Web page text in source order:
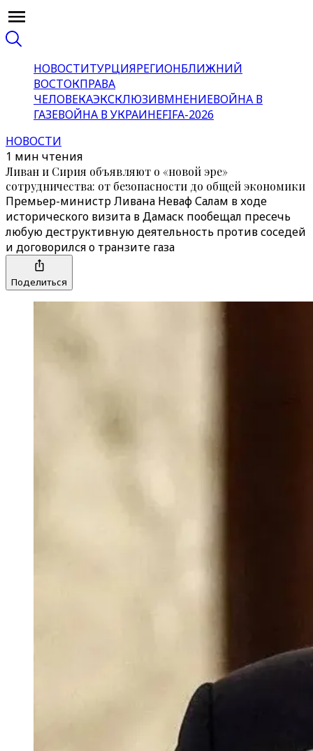
НОВОСТИТУРЦИЯРЕГИОНБЛИЖНИЙ
ВОСТОКПРАВА
ЧЕЛОВЕКАЭКСКЛЮЗИВМНЕНИЕВОЙНА В
ГАЗЕВОЙНА В УКРАИНЕFIFA-2026
НОВОСТИ
1 мин чтения
Ливан и Сирия объявляют о «новой эре»
сотрудничества: от безопасности до общей экономики
Премьер-министр Ливана Неваф Салам в ходе
исторического визита в Дамаск пообещал пресечь
любую деструктивную деятельность против соседей
и договорился о транзите газа
Поделиться